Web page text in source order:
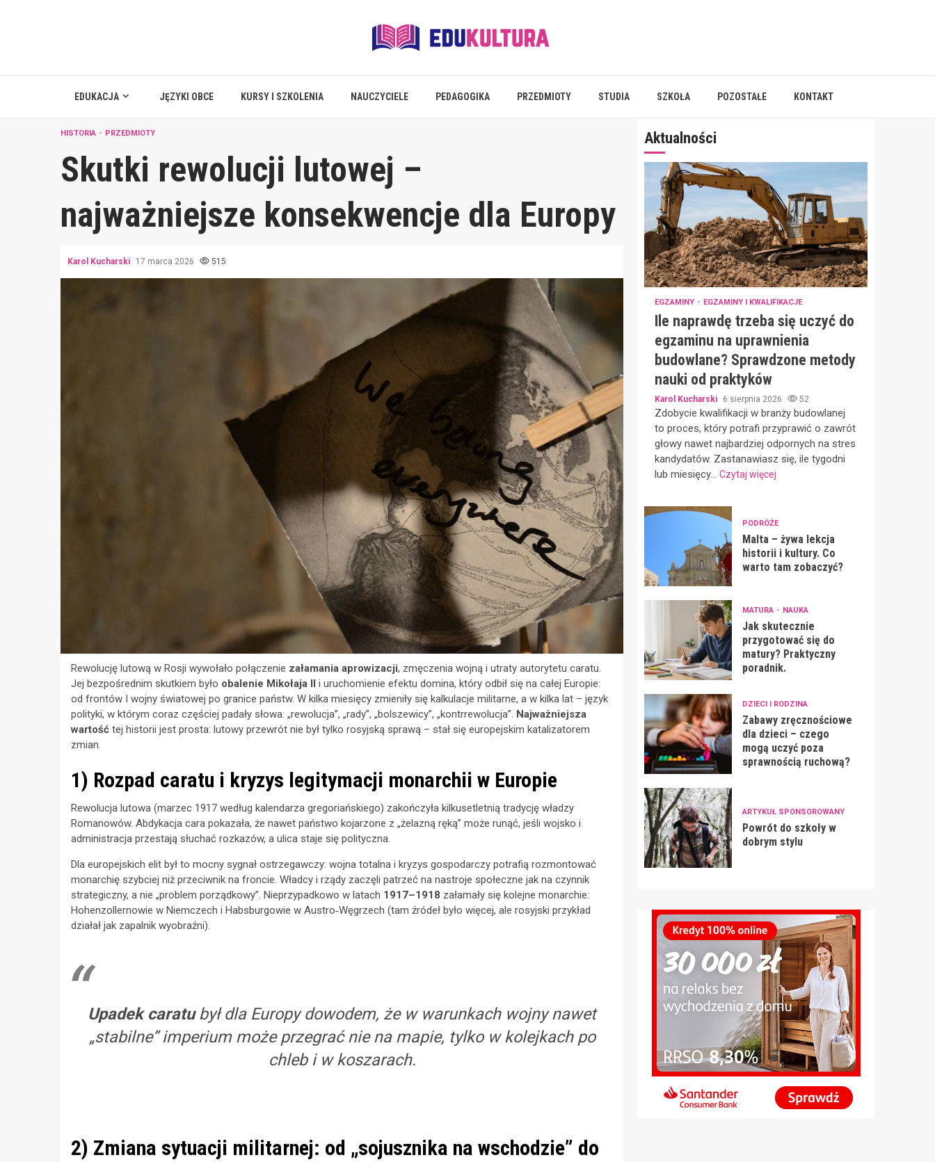
EDUKACJA JĘZYKI OBCE KURSY I SZKOLENIA NAUCZYCIELE PEDAGOGIKA PRZEDMIOTY STUDIA SZKOŁA POZOSTAŁE KONTAKT
HISTORIA PRZEDMIOTY
Skutki rewolucji lutowej –
najważniejsze konsekwencje dla Europy
Karol Kucharski 17 marca 2026 515
Rewolucję lutową w Rosji wywołało połączenie załamania aprowizacji, zmęczenia wojną i utraty autorytetu caratu.
Jej bezpośrednim skutkiem było obalenie Mikołaja II i uruchomienie efektu domina, który odbił się na całej Europie:
od frontów I wojny światowej po granice państw. W kilka miesięcy zmieniły się kalkulacje militarne, a w kilka lat – język
polityki, w którym coraz częściej padały słowa: „rewolucja”, „rady”, „bolszewicy”, „kontrrewolucja”. Najważniejsza
wartość tej historii jest prosta: lutowy przewrót nie był tylko rosyjską sprawą – stał się europejskim katalizatorem
zmian.
1) Rozpad caratu i kryzys legitymacji monarchii w Europie
Rewolucja lutowa (marzec 1917 według kalendarza gregoriańskiego) zakończyła kilkusetletnią tradycję władzy
Romanowów. Abdykacja cara pokazała, że nawet państwo kojarzone z „żelazną ręką” może runąć, jeśli wojsko i
administracja przestają słuchać rozkazów, a ulica staje się polityczna.
Dla europejskich elit był to mocny sygnał ostrzegawczy: wojna totalna i kryzys gospodarczy potrafią rozmontować
monarchię szybciej niż przeciwnik na froncie. Władcy i rządy zaczęli patrzeć na nastroje społeczne jak na czynnik
strategiczny, a nie „problem porządkowy”. Nieprzypadkowo w latach 1917–1918 załamały się kolejne monarchie:
Hohenzollernowie w Niemczech i Habsburgowie w Austro‑Węgrzech (tam źródeł było więcej, ale rosyjski przykład
działał jak zapalnik wyobraźni).
Upadek caratubył dla Europy dowodem, że w warunkach wojny nawet
„stabilne” imperium może przegrać nie na mapie, tylko w kolejkach po
chleb i w koszarach.
2) Zmiana sytuacji militarnej: od „sojusznika na wschodzie” do
Aktualności
EGZAMINY EGZAMINY I KWALIFIKACJE
Ile naprawdę trzeba się uczyć do
egzaminu na uprawnienia
budowlane? Sprawdzone metody
nauki od praktyków
Karol Kucharski 6 sierpnia 2026 52
Zdobycie kwalifikacji w branży budowlanej
to proces, który potrafi przyprawić o zawrót
głowy nawet najbardziej odpornych na stres
kandydatów. Zastanawiasz się, ile tygodni
lub miesięcy... Czytaj więcej
PODRÓŻE
Malta – żywa lekcja
historii i kultury. Co
warto tam zobaczyć?
MATURA NAUKA
Jak skutecznie
przygotować się do
matury? Praktyczny
poradnik.
DZIECI I RODZINA
Zabawy zręcznościowe
dla dzieci – czego
mogą uczyć poza
sprawnością ruchową?
ARTYKUŁ SPONSOROWANY
Powrót do szkoły w
dobrym stylu